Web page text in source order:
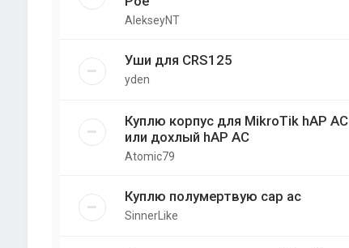
AlekseyNT
Уши для CRS125
yden
Куплю корпус для MikroTik hAP AC
или дохлый hAP AC
Atomic79
Куплю полумертвую cap ac
SinnerLike